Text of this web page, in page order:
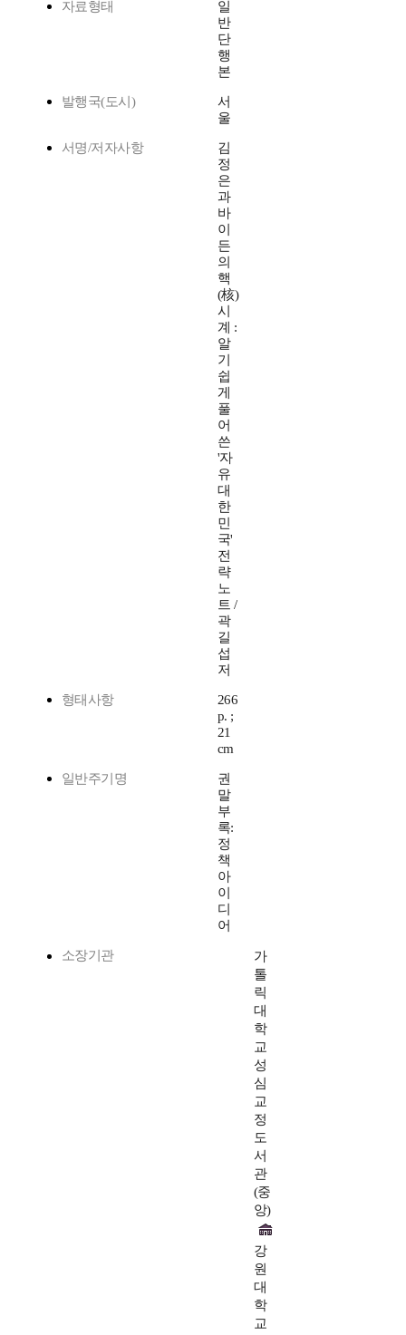
자료형태
일
반
단
행
본
발행국(도시)
서
울
서명/저자사항
김
정
은
과
바
이
든
의
핵
(核)
시
계 :
알
기
쉽
게
풀
어
쓴
'자
유
대
한
민
국'
전
략
노
트 /
곽
길
섭
저
형태사항
266
p. ;
21
cm
일반주기명
권
말
부
록:
정
책
아
이
디
어
소장기관
가
톨
릭
대
학
교
성
심
교
정
도
서
관
(중
앙)
강
원
대
학
교